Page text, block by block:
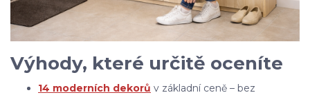
Výhody, které určitě oceníte
14 moderních dekorů v základní ceně – bez